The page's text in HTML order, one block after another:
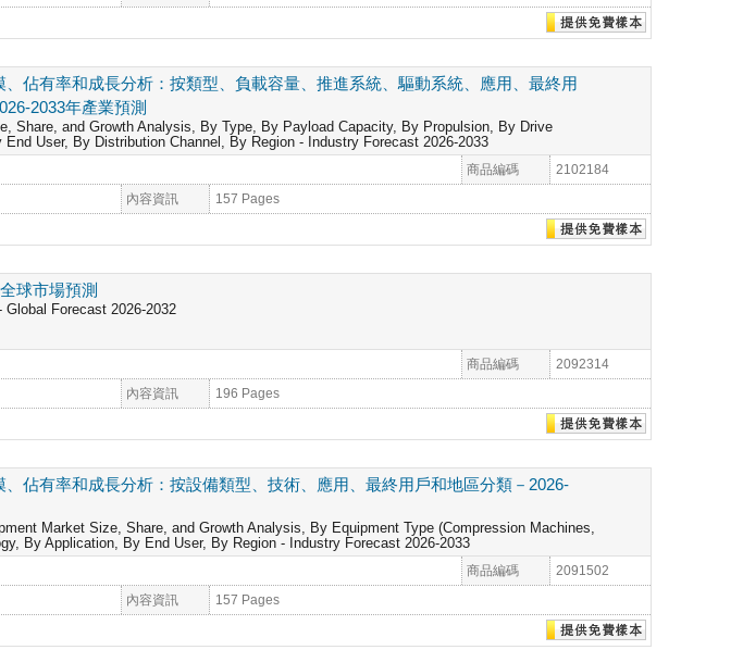
佔有率和成長分析：按類型、負載容量、推進系統、驅動系統、應用、最終用
2033年產業預測
Share, and Growth Analysis, By Type, By Payload Capacity, By Propulsion, By Drive
User, By Distribution Channel, By Region - Industry Forecast 2026-2033
商品編碼 2102184
內容資訊 157 Pages
球市場預測
Forecast 2026-2032
商品編碼 2092314
內容資訊 196 Pages
佔有率和成長分析：按設備類型、技術、應用、最終用戶和地區分類－2026-
Market Size, Share, and Growth Analysis, By Equipment Type (Compression Machines,
By Application, By End User, By Region - Industry Forecast 2026-2033
商品編碼 2091502
內容資訊 157 Pages